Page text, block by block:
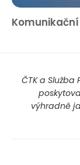
ČTK a
výhradně